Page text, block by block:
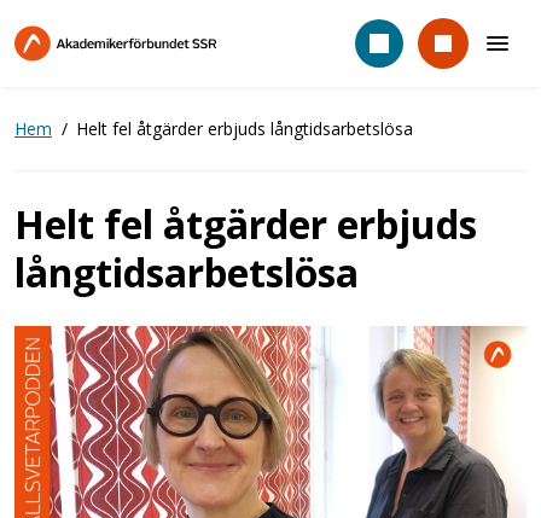
till
Hem Helt fel åtgärder erbjuds långtidsarbetslösa
Helt fel åtgärder erbjuds
långtidsarbetslösa